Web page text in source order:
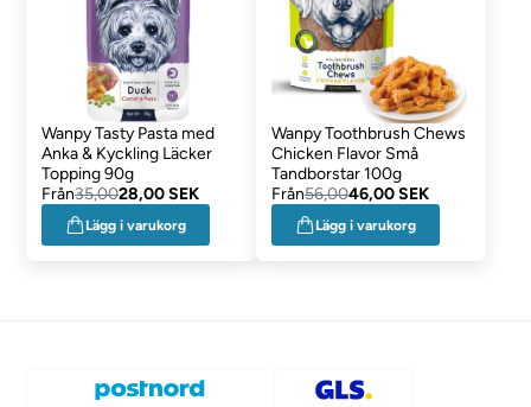
Wanpy Tasty Pasta med
Anka & Kyckling Läcker
Topping 90g
Från35,0028,00 SEK
Lägg i varukorg
Wanpy Toothbrush Chews
Chicken Flavor Små
Tandborstar 100g
Från56,0046,00 SEK
Lägg i varukorg